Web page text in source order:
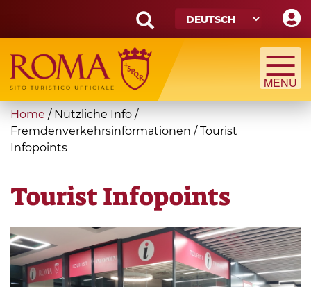
main
content
Search
form
Suche
You
are
here
Home / Nützliche Info /
Fremdenverkehrsinformationen /Tourist
Infopoints
Tourist Infopoints